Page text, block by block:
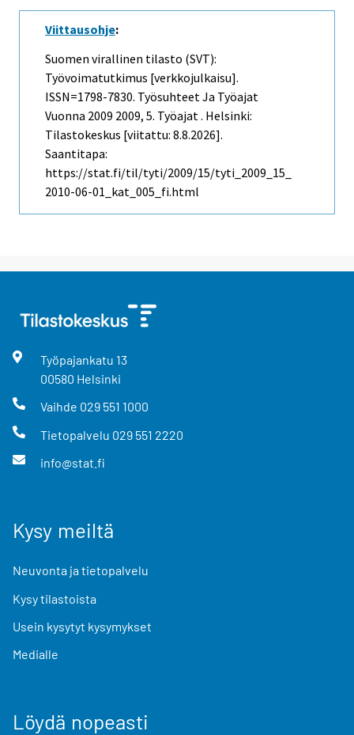
Viittausohje:
Suomen virallinen tilasto (SVT):
Työvoimatutkimus [verkkojulkaisu].
ISSN=1798-7830. Työsuhteet Ja Työajat
Vuonna 2009 2009, 5. Työajat . Helsinki:
Tilastokeskus [viitattu: 8.8.2026].
Saantitapa:
https://stat.fi/til/tyti/2009/15/tyti_2009_15_
2010-06-01_kat_005_fi.html
Työpajankatu 13
00580 Helsinki
Vaihde 029 551 1000
Tietopalvelu 029 551 2220
info@stat.fi
Kysy meiltä
Neuvonta ja tietopalvelu
Kysy tilastoista
Usein kysytyt kysymykset
Medialle
Löydä nopeasti